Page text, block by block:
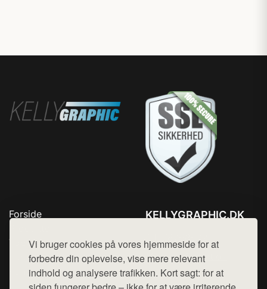
Vi bruger cookies på vores hjemmeside for at
forbedre din oplevelse, vise mere relevant
indhold og analysere trafikken. Kort sagt: for at
Forside
Top Rabatter
Blog
Kontakt
KELLYGRAPHIC.DK
Mail: hej@want.dk
Cookie- og privatlivspolitik